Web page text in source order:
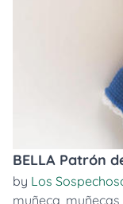
BELLA Patrón
by Los
muñeca, muñecas,